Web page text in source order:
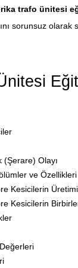
trafo ünitesi
sorunsuz olarak
(Şerare) Olayı
ve Özellikleri
Kesicilerin
Kesicilerin